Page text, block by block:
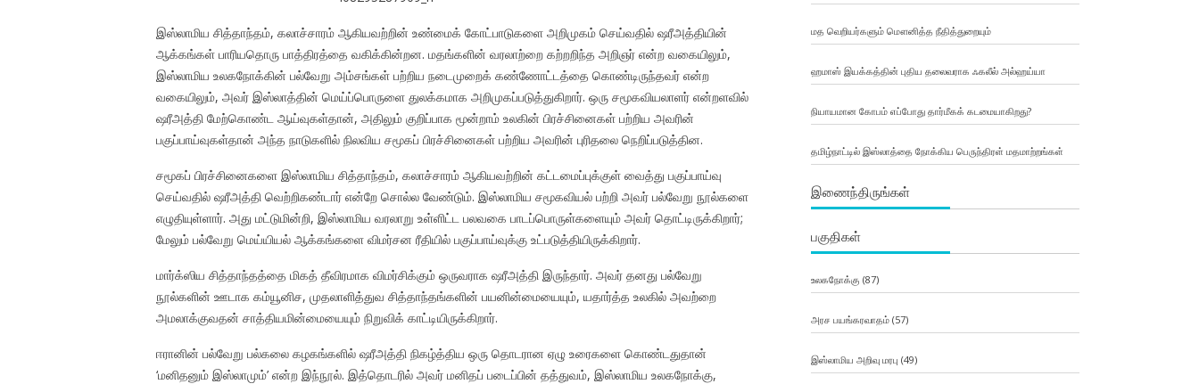
இஸ்லாமிய சித்தாந்தம், கலாச்சாரம் ஆகியவற்றின் உண்மைக் கோட்பாடுகளை அறிமுகம் செய்வதில் ஷரீஅத்தியின்
ஆக்கங்கள் பாரியதொரு பாத்திரத்தை வகிக்கின்றன. மதங்களின் வரலாற்றை கற்றறிந்த அறிஞர் என்ற வகையிலும்,
இஸ்லாமிய உலகநோக்கின் பல்வேறு அம்சங்கள் பற்றிய நடைமுறைக் கண்ணோட்டத்தை கொண்டிருந்தவர் என்ற
வகையிலும், அவர் இஸ்லாத்தின் மெய்ப்பொருளை துலக்கமாக அறிமுகப்படுத்துகிறார். ஒரு சமூகவியலாளர் என்றளவில்
ஷரீஅத்தி மேற்கொண்ட ஆய்வுகள்தான், அதிலும் குறிப்பாக மூன்றாம் உலகின் பிரச்சினைகள் பற்றிய அவரின்
பகுப்பாய்வுகள்தான் அந்த நாடுகளில் நிலவிய சமூகப் பிரச்சினைகள் பற்றிய அவரின் புரிதலை நெறிப்படுத்தின.
சமூகப் பிரச்சினைகளை இஸ்லாமிய சித்தாந்தம், கலாச்சாரம் ஆகியவற்றின் கட்டமைப்புக்குள் வைத்து பகுப்பாய்வு
செய்வதில் ஷரீஅத்தி வெற்றிகண்டார் என்றே சொல்ல வேண்டும். இஸ்லாமிய சமூகவியல் பற்றி அவர் பல்வேறு நூல்களை
எழுதியுள்ளார். அது மட்டுமின்றி, இஸ்லாமிய வரலாறு உள்ளிட்ட பலவகை பாடப்பொருள்களையும் அவர் தொட்டிருக்கிறார்;
மேலும் பல்வேறு மெய்யியல் ஆக்கங்களை விமர்சன ரீதியில் பகுப்பாய்வுக்கு உட்படுத்தியிருக்கிறார்.
மார்க்ஸிய சித்தாந்தத்தை மிகத் தீவிரமாக விமர்சிக்கும் ஒருவராக ஷரீஅத்தி இருந்தார். அவர் தனது பல்வேறு
நூல்களின் ஊடாக கம்யூனிச, முதலாளித்துவ சித்தாந்தங்களின் பயனின்மையையும், யதார்த்த உலகில் அவற்றை
அமலாக்குவதன் சாத்தியமின்மையையும் நிறுவிக் காட்டியிருக்கிறார்.
ஈரானின் பல்வேறு பல்கலை கழகங்களில் ஷரீஅத்தி நிகழ்த்திய ஒரு தொடரான ஏழு உரைகளை கொண்டதுதான்
‘மனிதனும் இஸ்லாமும்’ என்ற இந்நூல். இத்தொடரில் அவர் மனிதப் படைப்பின் தத்துவம், இஸ்லாமிய உலகநோக்கு,
மத வெறியர்களும் மௌனித்த நீதித்துறையும்
ஹமாஸ் இயக்கத்தின் புதிய தலைவராக ஃகலீல் அல்ஹய்யா
நியாயமான கோபம் எப்போது தார்மீகக் கடமையாகிறது?
தமிழ்நாட்டில் இஸ்லாத்தை நோக்கிய பெருந்திரள் மதமாற்றங்கள்
இணைந்திருங்கள்
பகுதிகள்
உலகநோக்கு (87)
அரச பயங்கரவாதம்(57)
இஸ்லாமிய அறிவு மரபு (49)